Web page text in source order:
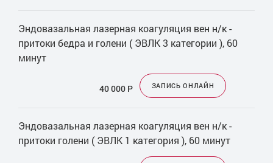
Эндовазальная лазерная коагуляция вен н/к -
притоки бедра и голени ( ЭВЛК 3 категории ), 60
минут
40 000 Р ЗАПИСЬ ОНЛАЙН
Эндовазальная лазерная коагуляция вен н/к -
притоки голени ( ЭВЛК 1 категория ), 60 минут